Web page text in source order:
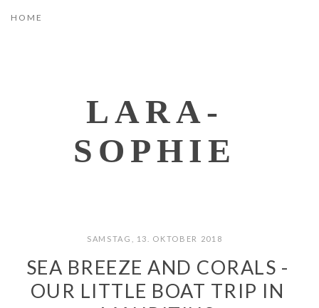
LARA-
SOPHIE
SAMSTAG, 13. OKTOBER 2018
SEA BREEZE AND CORALS -
OUR LITTLE BOAT TRIP IN